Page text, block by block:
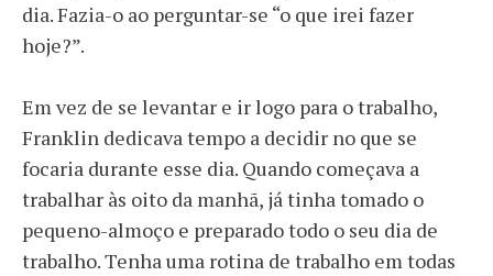
dia. Fazia-o ao perguntar-se “o que irei fazer
hoje?”.
Em vez de se levantar e ir logo para o trabalho,
Franklin dedicava tempo a decidir no que se
focaria durante esse dia. Quando começava a
trabalhar às oito da manhã, já tinha tomado o
pequeno-almoço e preparado todo o seu dia de
trabalho. Tenha uma rotina de trabalho em todas